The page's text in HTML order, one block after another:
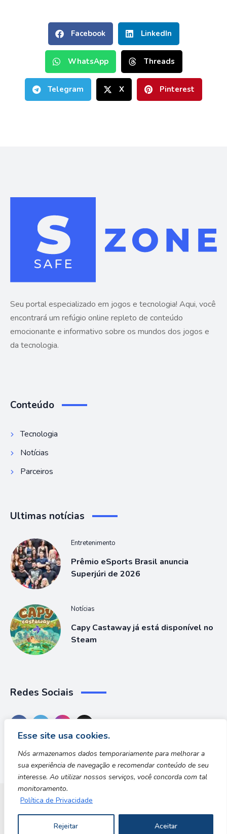
Esse site usa cookies.
Nós armazenamos dados temporariamente para melhorar a
sua experiência de navegação e recomendar conteúdo de seu
interesse. Ao utilizar nossos serviços, você concorda com tal
monitoramento.
Política de Privacidade
Rejeitar Aceitar
Facebook LinkedIn
WhatsApp Threads
Telegram X Pinterest
Seu portal especializado em jogos e tecnologia! Aqui, você
encontrará um refúgio online repleto de conteúdo
emocionante e informativo sobre os mundos dos jogos e
da tecnologia.
Conteúdo
Tecnologia
Notícias
Parceiros
Ultimas notícias
Entretenimento
Prêmio eSports Brasil anuncia
Superjúri de 2026
Notícias
Capy Castaway já está disponível no
Steam
Redes Sociais
Copyright © 2026 | Desenvolvido por Safe Zone